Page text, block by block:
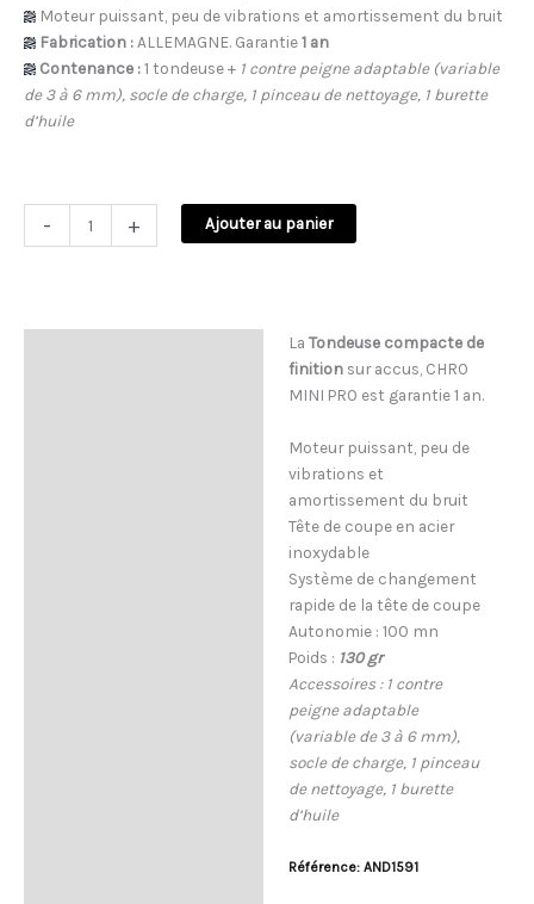
Moteur puissant, peu de vibrations et amortissement du bruit
Fabrication : ALLEMAGNE. Garantie1 an
Contenance :1 tondeuse + 1 contre peigne adaptable (variable
de 3 à 6 mm), socle de charge, 1 pinceau de nettoyage, 1 burette
d’huile
- + Ajouter au panier
La Tondeuse compacte de
finition sur accus, CHRO
MINI PRO est garantie 1 an.
Moteur puissant, peu de
vibrations et
amortissement du bruit
Tête de coupe en acier
inoxydable
Système de changement
rapide de la tête de coupe
Autonomie : 100 mn
Poids : 130 gr
Accessoires : 1 contre
peigne adaptable
(variable de 3 à 6 mm),
socle de charge, 1 pinceau
de nettoyage, 1 burette
d’huile
Référence: AND1591